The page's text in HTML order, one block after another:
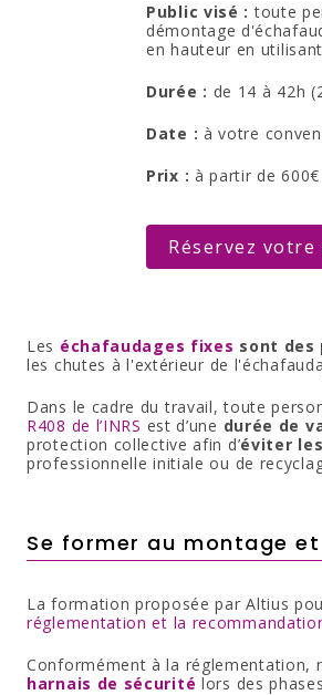
Public visé :toute
démontage
en hauteur en
Durée : de 14 à 42h
Date : à votre
Prix : à partir de
Réservez
Les échafaudages fixes sont
les chutes à l'extérieur de
Dans le cadre du travail, toute
R408 de l’INRS est d’une durée de
protection collective afin d’éviter
professionnelle initiale ou de
Se former au montage
La formation proposée par Altius
réglementation et la
Conformément à la réglementation,
harnais de sécurité lors des